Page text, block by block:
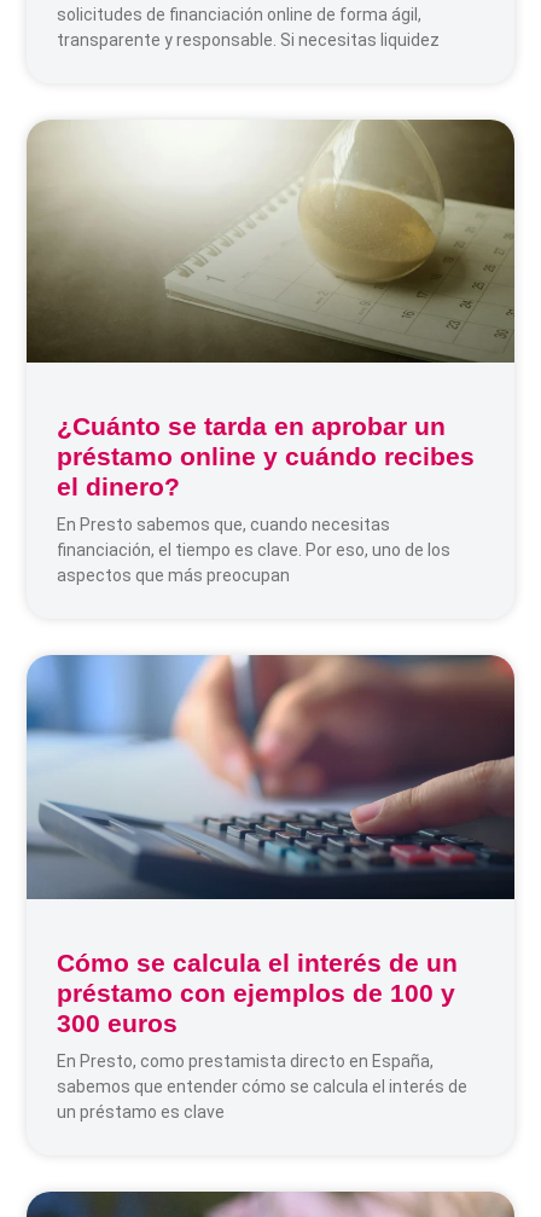
solicitudes de financiación online de forma ágil,
transparente y responsable. Si necesitas liquidez
¿Cuánto se tarda en aprobar un
préstamo online y cuándo recibes
el dinero?
En Presto sabemos que, cuando necesitas
financiación, el tiempo es clave. Por eso, uno de los
aspectos que más preocupan
Cómo se calcula el interés de un
préstamo con ejemplos de 100 y
300 euros
En Presto, como prestamista directo en España,
sabemos que entender cómo se calcula el interés de
un préstamo es clave